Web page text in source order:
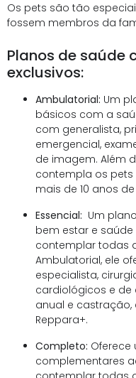
Os pets são tão
fossem membros da
Planos de saúde
exclusivos:
Ambulatorial: Um
básicos com a
com generalista,
emergencial,
de imagem. Além
contempla os pets
mais de 10 anos
Essencial: Um
bem estar e
contemplar todas
Ambulatorial, ele
especialista,
cardiológicos e de
anual e
Reppara+.
Completo:
complementares